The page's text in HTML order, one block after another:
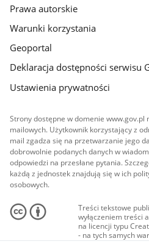
Prawa autorskie
Warunki korzystania
Geoportal
Deklaracja dostępności serwisu
Ustawienia prywatności
Strony dostępne w domenie
mailowych. Użytkownik korzystający z
mail zgadza się na przetwarzanie jego
dobrowolnie podanych danych w
odpowiedzi na przesłane pytania.
każdą z jednostek znajdują się w ich
osobowych.
Treści tekstowe
wyłączeniem treści
na licencji typu
- na tych samych